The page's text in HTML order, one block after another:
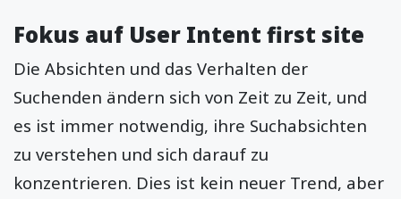
Fokus auf User Intent first site
Die Absichten und das Verhalten der
Suchenden ändern sich von Zeit zu Zeit, und
es ist immer notwendig, ihre Suchabsichten
zu verstehen und sich darauf zu
konzentrieren. Dies ist kein neuer Trend, aber